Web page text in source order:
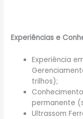
Experiências e
Experiência
trilhos);
permanente
Ultrassom